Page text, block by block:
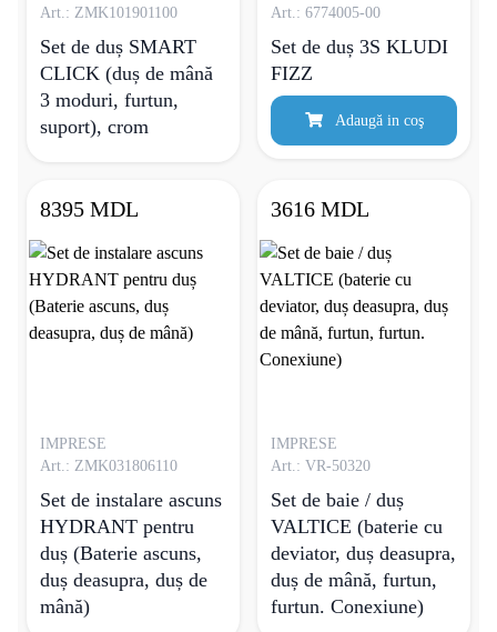
Art.: ZMK101901100
Set de duș SMART
CLICK (duș de mână
3 moduri, furtun,
suport), crom
Art.: 6774005-00
Set de duș 3S KLUDI
FIZZ
Adaugă in coş
8395 MDL
IMPRESE
Art.: ZMK031806110
Set de instalare ascuns
HYDRANT pentru
duș (Baterie ascuns,
duș deasupra, duș de
mână)
3616 MDL
IMPRESE
Art.: VR-50320
Set de baie / duș
VALTICE (baterie cu
deviator, duș deasupra,
duș de mână, furtun,
furtun. Conexiune)